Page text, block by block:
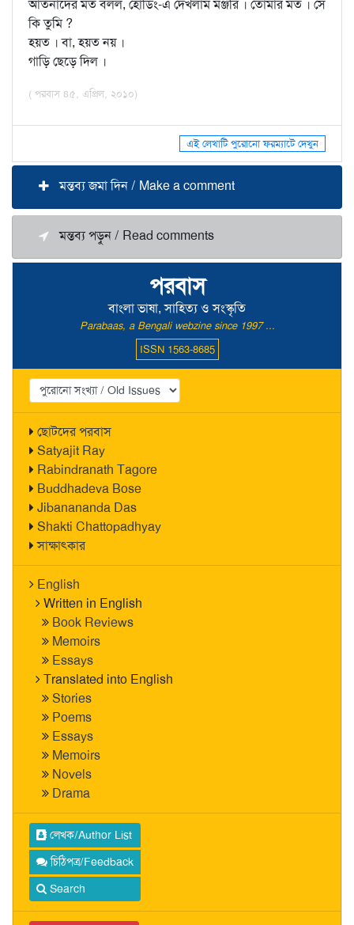
পরবাস
বাংলা ভাষা, সাহিত্য ও সংস্কৃতি
Parabaas, a Bengali webzine since 1997 ...
ISSN 1563-8685
ছোটদের পরবাস
Satyajit Ray
Rabindranath Tagore
Buddhadeva Bose
Jibanananda Das
Shakti Chattopadhyay
সাক্ষাৎকার
English
Written in English
Book Reviews
Memoirs
Essays
Translated into English
Stories
Poems
Essays
Memoirs
Novels
Drama
লেখক/Author List
চিঠিপত্র/Feedback
Search
আর্তনাদের মত বলল, হোর্ডিং-এ দেখলাম মঞ্জরি । তোমার মত । সে
কি তুমি ?
হয়ত । বা, হয়ত নয় ।
গাড়ি ছেড়ে দিল ।
( পরবাস ৪৫, এপ্রিল, ২০১০)
এই লেখাটি পুরোনো ফরম্যাটে দেখুন
মন্তব্য জমা দিন / Make a comment
মন্তব্য পড়ুন / Read comments